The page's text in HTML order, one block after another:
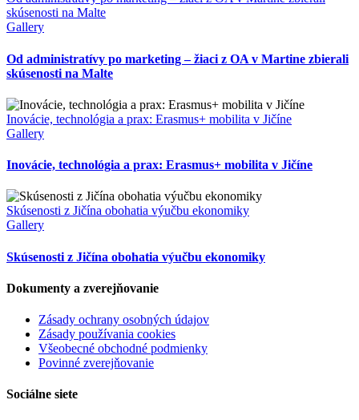
skúsenosti na Malte
Gallery
Od administratívy po marketing – žiaci z OA v Martine zbierali
skúsenosti na Malte
Inovácie, technológia a prax: Erasmus+ mobilita v Jičíne
Gallery
Inovácie, technológia a prax: Erasmus+ mobilita v Jičíne
Skúsenosti z Jičína obohatia výučbu ekonomiky
Gallery
Skúsenosti z Jičína obohatia výučbu ekonomiky
Dokumenty a zverejňovanie
Zásady ochrany osobných údajov
Zásady používania cookies
Všeobecné obchodné podmienky
Povinné zverejňovanie
Sociálne siete